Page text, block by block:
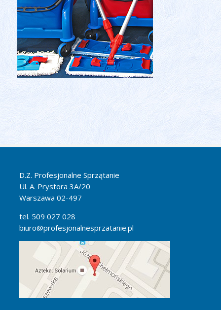
D.Z. Profesjonalne Sprzątanie
Ul. A. Prystora 3A/20
Warszawa 02-497
tel. 509 027 028
biuro@profesjonalnesprzatanie.pl